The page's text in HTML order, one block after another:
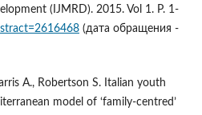
(IJMRD). 2015. Vol 1. P. 1-
(дата обращения -
A., Robertson S. Italian youth
model of ‘family-centred’